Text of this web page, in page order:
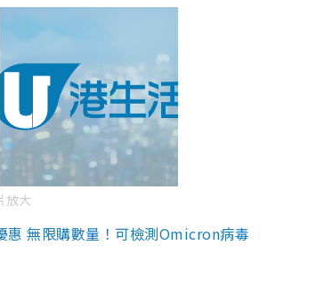
放大
惠 無限購數量！可檢測Omicron病毒